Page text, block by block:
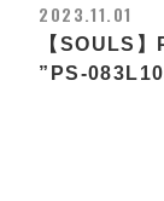
2023.11.01
【SOULS
”PS-